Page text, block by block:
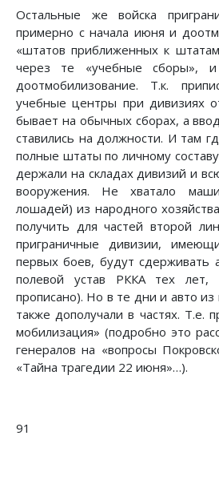
Остальные же войска
примерно с начала июня и
«штатов приближенных к
через те «учебные сборы»,
доотмобилизование. Т.к.
учебные центры при дивизиях
бывает на обычных сборах, а
ставились на должности. И там
полные штаты по личному
держали на складах дивизий и
вооружения. Не хватало
лошадей) из народного
получить для частей второй
приграничные дивизии,
первых боев, будут сдерживать
полевой устав РККА тех лет,
прописано). Но в те дни и авто из
также дополучали в частях. Т.е.
мобилизация» (подробно это
генералов на «вопросы
«Тайна трагедии 22 июня»…).
91